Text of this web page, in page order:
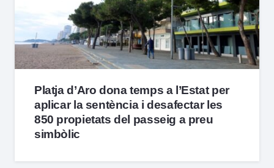
Platja d’Aro dona temps a l’Estat per
aplicar la sentència i desafectar les
850 propietats del passeig a preu
simbòlic